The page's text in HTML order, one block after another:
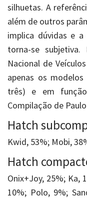
silhuetas. A
além de outros
implica dúvidas e a
torna-se
Nacional de
apenas os
três) e em
Compilação de
Hatch
Kwid, 53%; Mobi,
Hatch
Onix+Joy, 25%; Ka,
10%; Polo, 9%;